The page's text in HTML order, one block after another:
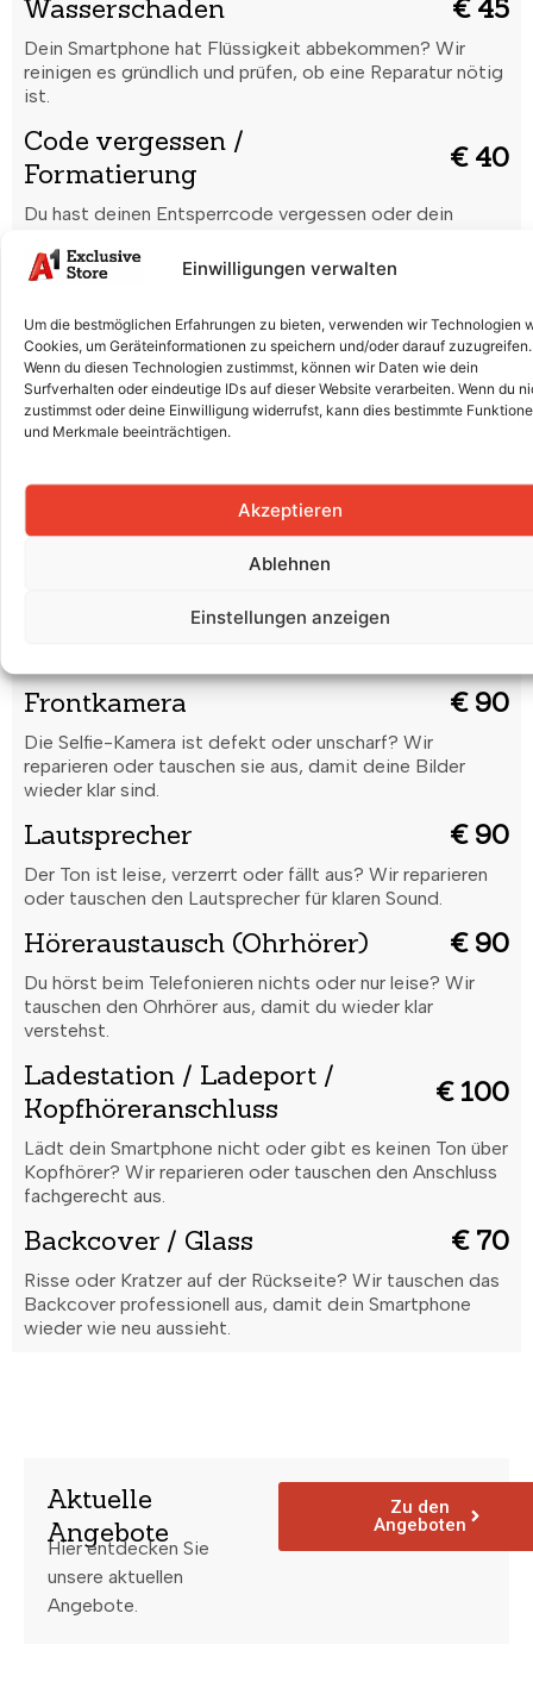
Einwilligungen verwalten
Um die bestmöglichen Erfahrungen zu bieten, verwenden wir Technologien
Cookies, um Geräteinformationen zu speichern und/oder darauf zuzugreifen.
Wenn du diesen Technologien zustimmst, können wir Daten wie dein
Surfverhalten oder eindeutige IDs auf dieser Website verarbeiten. Wenn du
zustimmst oder deine Einwilligung widerrufst, kann dies bestimmte
und Merkmale beeinträchtigen.
Akzeptieren
Ablehnen
Einstellungen anzeigen
Wasserschaden € 45
Dein Smartphone hat Flüssigkeit abbekommen? Wir
reinigen es gründlich und prüfen, ob eine Reparatur nötig
ist.
Code vergessen /
Formatierung
€ 40
Du hast deinen Entsperrcode vergessen oder dein
zurück und bringen es wieder in Ordnung.
Risse, Kratzer oder ein defektes Display? Wir tauschen
Glas und LCD professionell aus, damit dein Smartphone
wieder wie neu aussieht.
Batterieaustausch
richtig? Wir ersetzen die Batterie fachgerecht für volle
Unscharfe Bilder oder Kamera funktioniert nicht? Wir
reparieren oder tauschen die Rückkamera für gestochen
Frontkamera € 90
Die Selfie-Kamera ist defekt oder unscharf? Wir
reparieren oder tauschen sie aus, damit deine Bilder
wieder klar sind.
Lautsprecher € 90
Der Ton ist leise, verzerrt oder fällt aus? Wir reparieren
oder tauschen den Lautsprecher für klaren Sound.
Höreraustausch (Ohrhörer) € 90
Du hörst beim Telefonieren nichts oder nur leise? Wir
tauschen den Ohrhörer aus, damit du wieder klar
verstehst.
Ladestation / Ladeport /
Kopfhöreranschluss
€ 100
Lädt dein Smartphone nicht oder gibt es keinen Ton über
Kopfhörer? Wir reparieren oder tauschen den Anschluss
fachgerecht aus.
Backcover / Glass € 70
Risse oder Kratzer auf der Rückseite? Wir tauschen das
Backcover professionell aus, damit dein Smartphone
wieder wie neu aussieht.
Aktuelle
Angebote
Hier entdecken Sie
unsere aktuellen
Angebote.
Zu den
Angeboten